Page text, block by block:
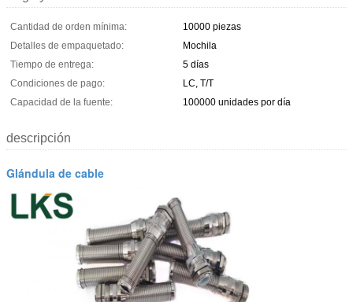
Cantidad de orden mínima:
10000 piezas
Detalles de empaquetado:
Mochila
Tiempo de entrega:
5 días
Condiciones de pago:
LC, T/T
Capacidad de la fuente:
100000 unidades por día
descripción
Glándula de cable